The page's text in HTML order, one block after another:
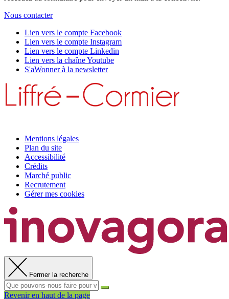
Nous contacter
Lien vers le compte Facebook
Lien vers le compte Instagram
Lien vers le compte Linkedin
Lien vers la chaîne Youtube
S'aWonner à la newsletter
Mentions légales
Plan du site
Accessibilité
Crédits
Marché public
Recrutement
Gérer mes cookies
Fermer la recherche
Revenir en haut de la page